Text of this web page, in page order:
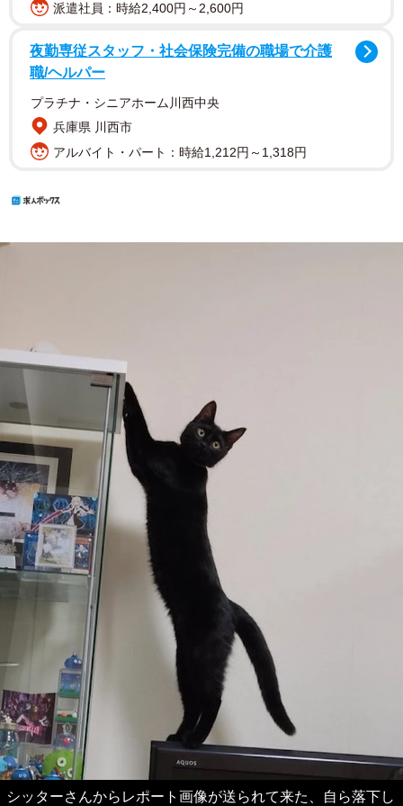
派遣社員：時給2,400円～2,600円
夜勤専従スタッフ・社会保険完備の職場で介護
職/ヘルパー
プラチナ・シニアホーム川西中央
兵庫県 川西市
アルバイト・パート：時給1,212円～1,318円
シッターさんからレポート画像が送られて来た、自ら落下し